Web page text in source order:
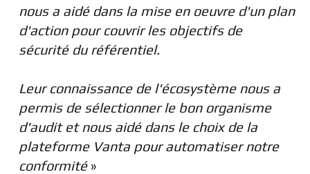
nous a aidé dans la mise en oeuvre d'un plan
d'action pour couvrir les objectifs de
sécurité du référentiel.
Leur connaissance de l'écosystème nous a
permis de sélectionner le bon organisme
d'audit et nous aidé dans le choix de la
plateforme Vanta pour automatiser notre
conformité»